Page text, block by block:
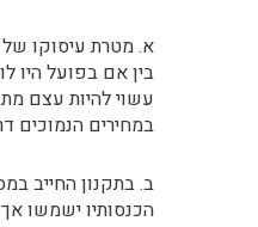
א. מטרת עיסוקו של
בין אם בפועל היו
עשוי להיות עצם
במחירים הנמוכים
ב. בתקנון החייב
הכנסותיו ישמשו